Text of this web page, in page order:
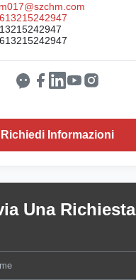
Richiedi Informazioni
Una Richiesta